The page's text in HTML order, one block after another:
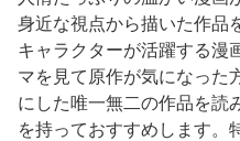
身近な視点から描いた作品
キャラクターが活躍する漫
マを見て原作が気になった
にした唯一無二の作品を
を持っておすすめします。